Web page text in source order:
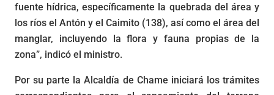
fuente hídrica, específicamente la quebrada del área y
los ríos el Antón y el Caimito (138), así como el área del
manglar, incluyendo la flora y fauna propias de la
zona”, indicó el ministro.
Por su parte la Alcaldía de Chame iniciará los trámites